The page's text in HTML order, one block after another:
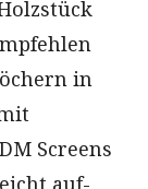
in
Screens
auf-